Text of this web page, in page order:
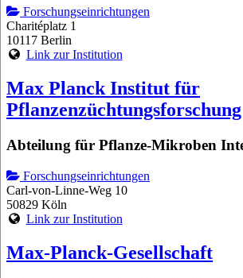
Forschungseinrichtungen
Charitéplatz 1
10117 Berlin
Link zur Institution
Max Planck Institut für
Pflanzenzüchtungsforschung
Abteilung für Pflanze-Mikroben
Forschungseinrichtungen
Carl-von-Linne-Weg 10
50829 Köln
Link zur Institution
Max-Planck-Gesellschaft